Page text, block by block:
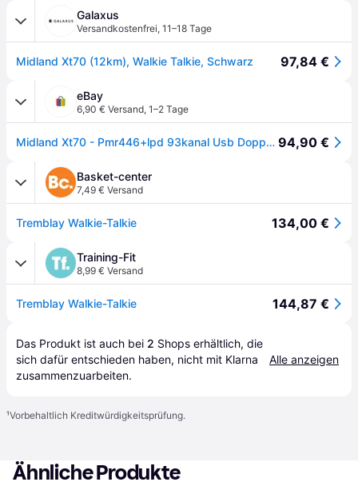
Galaxus
Versandkostenfrei, 11–18 Tage
Midland Xt70 (12km), Walkie Talkie, Schwarz 97,84 €
eBay
6,90 € Versand, 1–2 Tage
Midland Xt70 - Pmr446+lpd 93kanal Usb Doppelstandlader 2x Headset Ma21 Akkus Neu 94,90 €
Basket-center
7,49 € Versand
Tremblay Walkie-Talkie 134,00 €
Training-Fit
8,99 € Versand
Tremblay Walkie-Talkie 144,87 €
Das Produkt ist auch bei 2 Shops erhältlich, die
sich dafür entschieden haben, nicht mit Klarna
zusammenzuarbeiten.
Alle anzeigen
¹Vorbehaltlich Kreditwürdigkeitsprüfung.
Ähnliche Produkte